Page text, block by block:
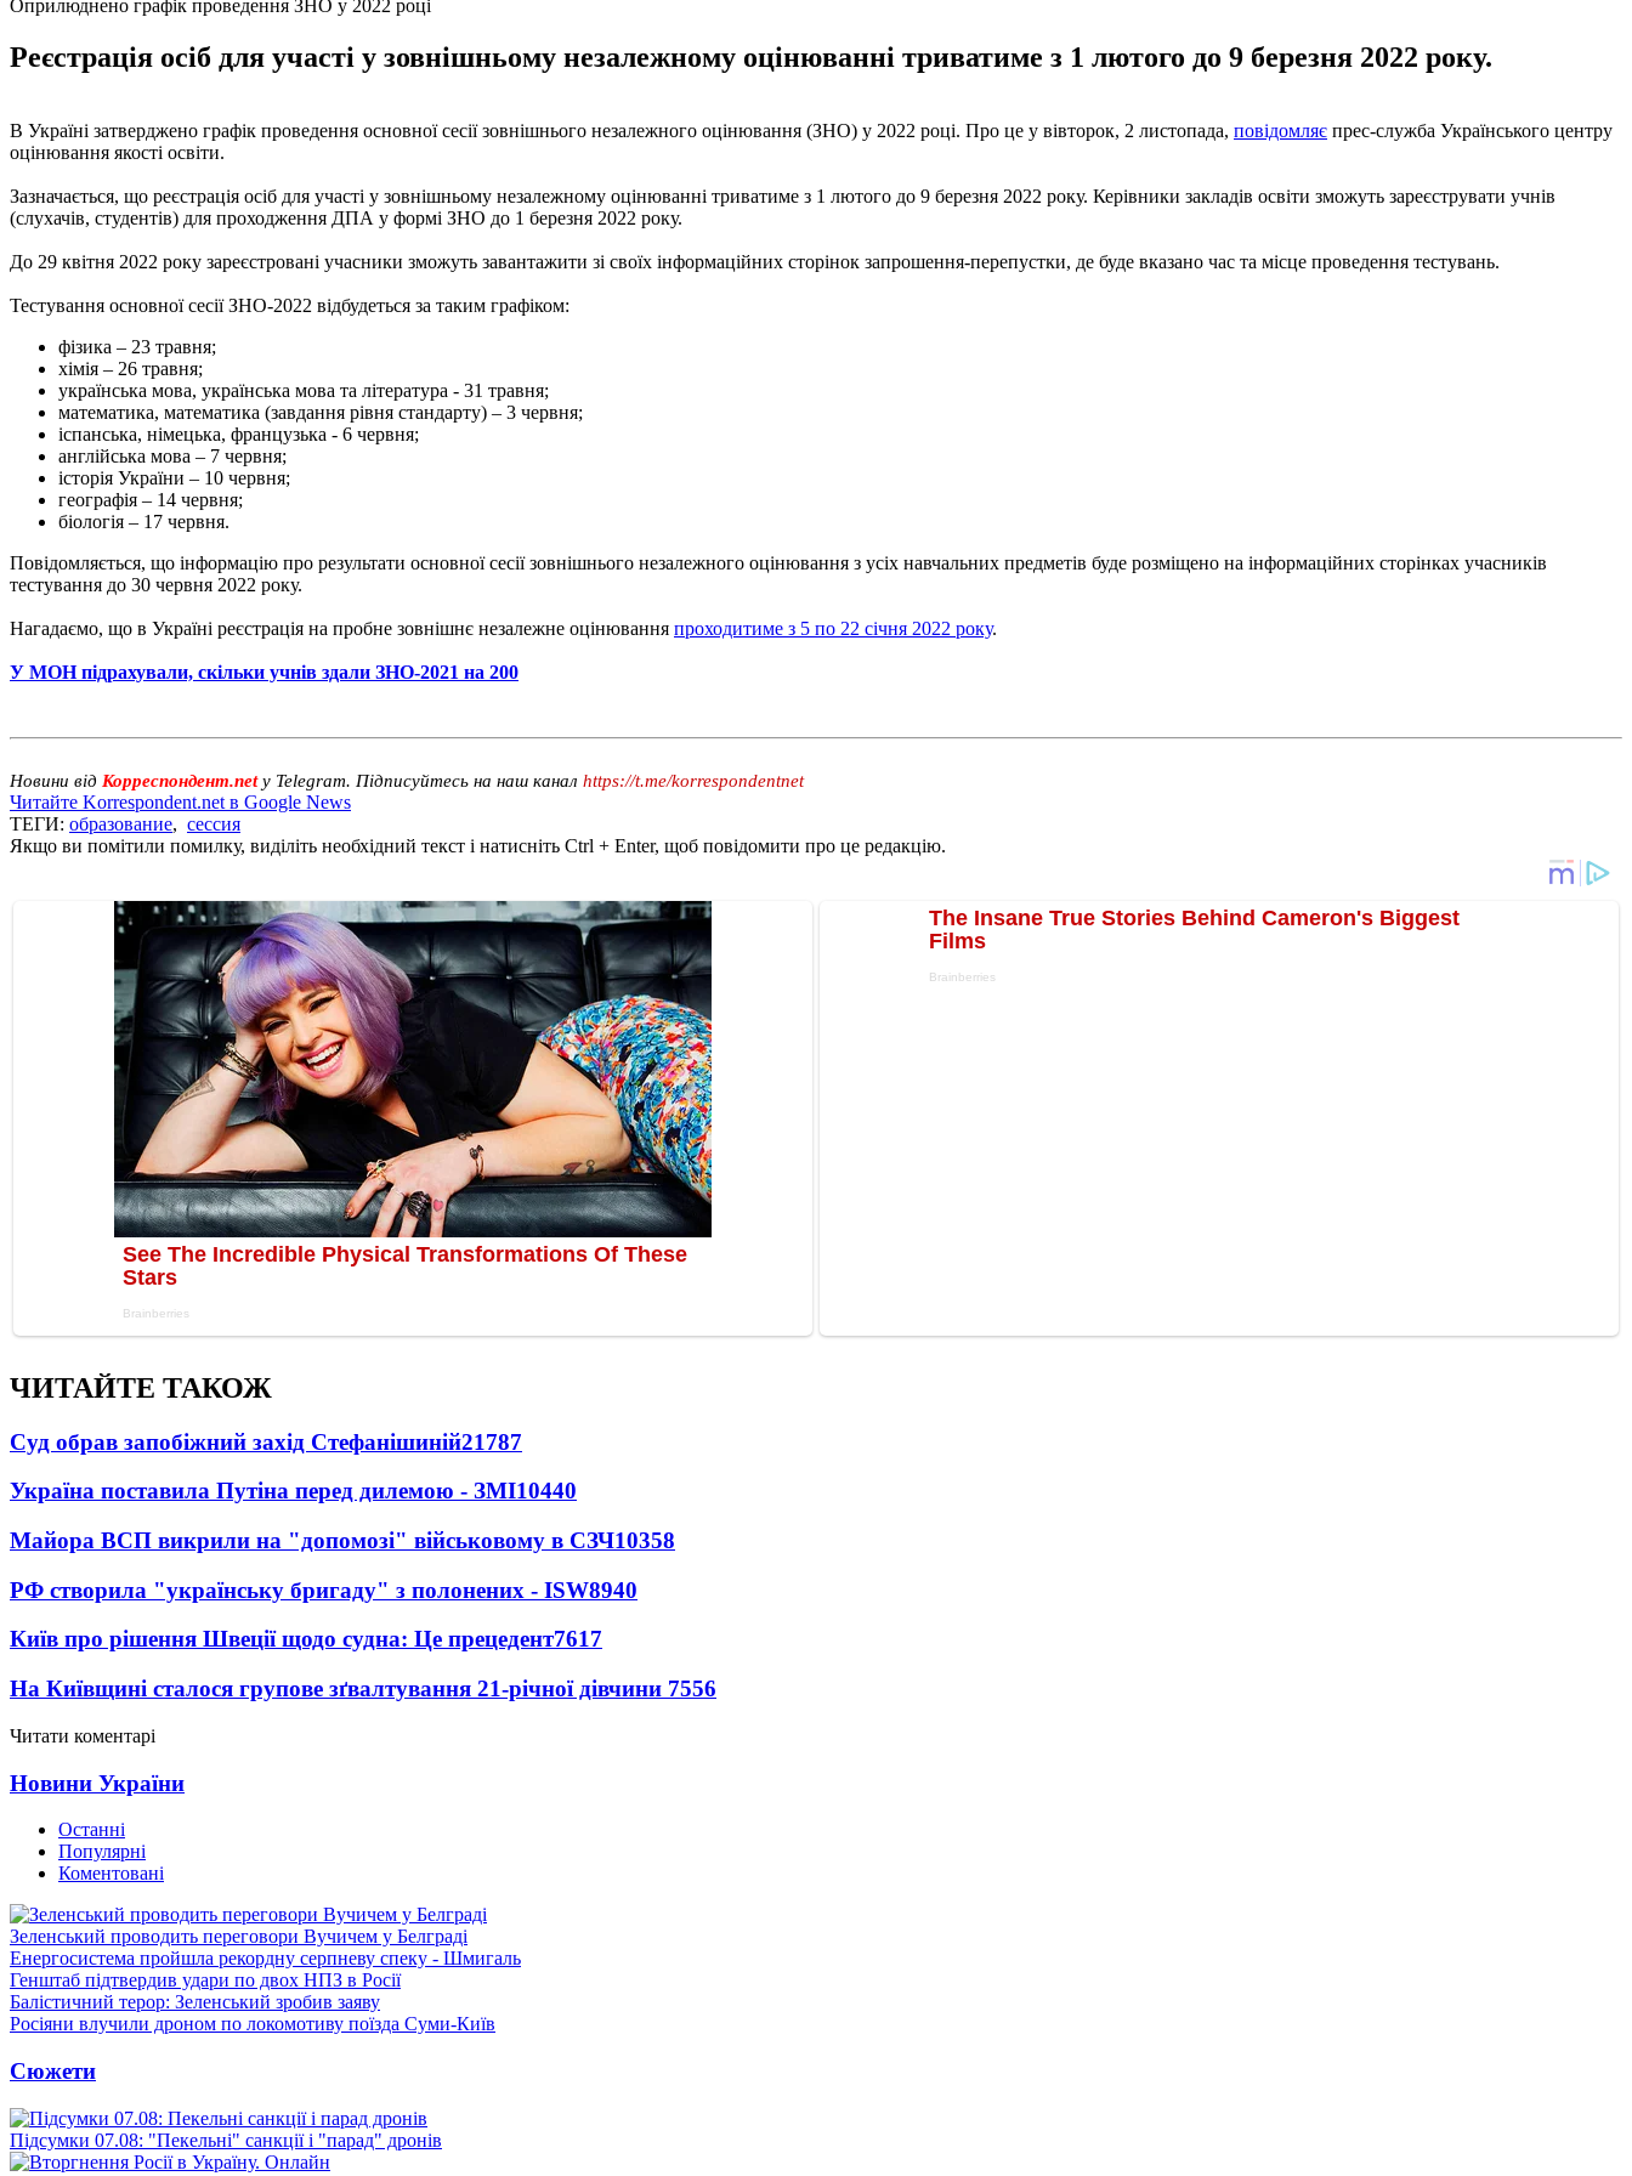
Оприлюднено графік проведення ЗНО у 2022 році
Реєстрація осіб для участі у зовнішньому незалежному оцінюванні триватиме з 1 лютого до 9 березня 2022 року.
В Україні затверджено графік проведення основної сесії зовнішнього незалежного оцінювання (ЗНО) у 2022 році. Про це у вівторок, 2 листопада, повідомляє прес-служба Українського центру
оцінювання якості освіти.
Зазначається, що реєстрація осіб для участі у зовнішньому незалежному оцінюванні триватиме з 1 лютого до 9 березня 2022 року. Керівники закладів освіти зможуть зареєструвати учнів
(слухачів, студентів) для проходження ДПА у формі ЗНО до 1 березня 2022 року.
До 29 квітня 2022 року зареєстровані учасники зможуть завантажити зі своїх інформаційних сторінок запрошення-перепустки, де буде вказано час та місце проведення тестувань.
Тестування основної сесії ЗНО-2022 відбудеться за таким графіком:
фізика – 23 травня;
хімія – 26 травня;
українська мова, українська мова та література - 31 травня;
математика, математика (завдання рівня стандарту) – 3 червня;
іспанська, німецька, французька - 6 червня;
англійська мова – 7 червня;
історія України – 10 червня;
географія – 14 червня;
біологія – 17 червня.
Повідомляється, що інформацію про результати основної сесії зовнішнього незалежного оцінювання з усіх навчальних предметів буде розміщено на інформаційних сторінках учасників
тестування до 30 червня 2022 року.
Нагадаємо, що в Україні реєстрація на пробне зовнішнє незалежне оцінювання проходитиме з 5 по 22 січня 2022 року.
У МОН підрахували, скільки учнів здали ЗНО-2021 на 200
Новини від Корреспондент.netу Telegram. Підписуйтесь на наш канал https://t.me/korrespondentnet
Читайте Korrespondent.net в Google News
ТЕГИ: образование, сессия
Якщо ви помітили помилку, виділіть необхідний текст і натисніть Ctrl + Enter, щоб повідомити про це редакцію.
ЧИТАЙТЕ ТАКОЖ
Суд обрав запобіжний захід Стефанішиній21787
Україна поставила Путіна перед дилемою - ЗМІ10440
Майора ВСП викрили на "допомозі" військовому в СЗЧ10358
РФ створила "українську бригаду" з полонених - ISW8940
Київ про рішення Швеції щодо судна: Це прецедент7617
На Київщині сталося групове зґвалтування 21-річної дівчини 7556
Читати коментарі
Новини України
Останні
Популярні
Коментовані
Зеленський проводить переговори Вучичем у Белграді
Енергосистема пройшла рекордну серпневу спеку - Шмигаль
Генштаб підтвердив удари по двох НПЗ в Росії
Балістичний терор: Зеленський зробив заяву
Росіяни влучили дроном по локомотиву поїзда Суми-Київ
Сюжети
Підсумки 07.08: "Пекельні" санкції і "парад" дронів